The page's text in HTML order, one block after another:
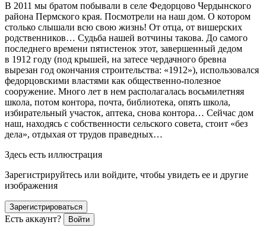
В 2011 мы братом побывали в селе Федорцово Чердынского
района Пермского края. Посмотрели на наш дом. О котором
столько слышали всю свою жизнь! От отца, от вишерских
родственников… Судьба нашей вотчины такова. До самого
последнего времени пятистенок этот, завершенный дедом
в 1912 году (под крышей, на затесе чердачного бревна
вырезан год окончания строительства: «1912»), использовался
федорцовскими властями как общественно-полезное
сооружение. Много лет в нем располагалась восьмилетняя
школа, потом контора, почта, библиотека, опять школа,
избирательный участок, аптека, снова контора… Сейчас дом
наш, находясь с собственности сельского совета, стоит «без
дела», отдыхая от трудов праведных…
Здесь есть иллюстрация
Зарегистрируйтесь или войдите, чтобы увидеть ее и другие
изображения
Зарегистрироваться
Есть аккаунт? Войти